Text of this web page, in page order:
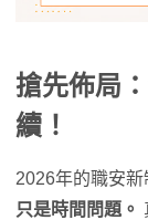
搶先佈局
續！
2026年的職安新
只是時間問題。